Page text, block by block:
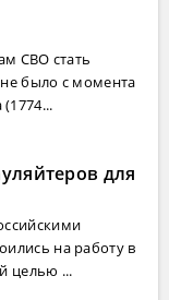
СВО стать
было с момента
для
на работу в
целью ...